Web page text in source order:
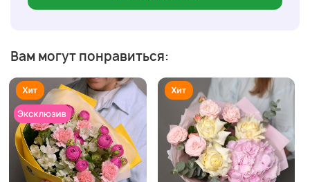
Вам могут понравиться: